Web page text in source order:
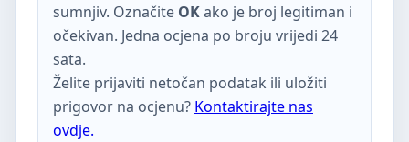
sumnjiv. Označite OKako je broj legitiman i
očekivan. Jedna ocjena po broju vrijedi 24
sata.
Želite prijaviti netočan podatak ili uložiti
prigovor na ocjenu? Kontaktirajte nas
ovdje.